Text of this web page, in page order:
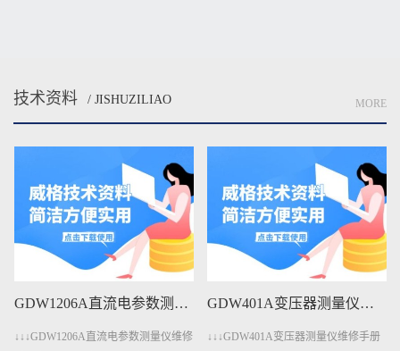
技术资料 / JISHUZILIAO MORE
GDW1206A直流电参数测量仪维修手册下载
↓↓↓GDW1206A直流电参数测量仪维修
GDW401A变压器测量仪维修手册下载
↓↓↓GDW401A变压器测量仪维修手册